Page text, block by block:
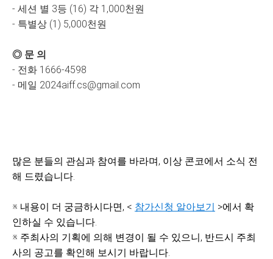
- 세션 별 3등 (16) 각 1,000천원
- 특별상 (1) 5,000천원
◎ 문 의
- 전화 1666-4598
- 메일 2024aiff.cs@gmail.com
많은 분들의 관심과 참여를 바라며, 이상 콘코에서 소식 전
해 드렸습니다.
※ 내용이 더 궁금하시다면, < 참가신청 알아보기 >에서 확
인하실 수 있습니다.
※ 주최사의 기획에 의해 변경이 될 수 있으니, 반드시 주최
사의 공고를 확인해 보시기 바랍니다.